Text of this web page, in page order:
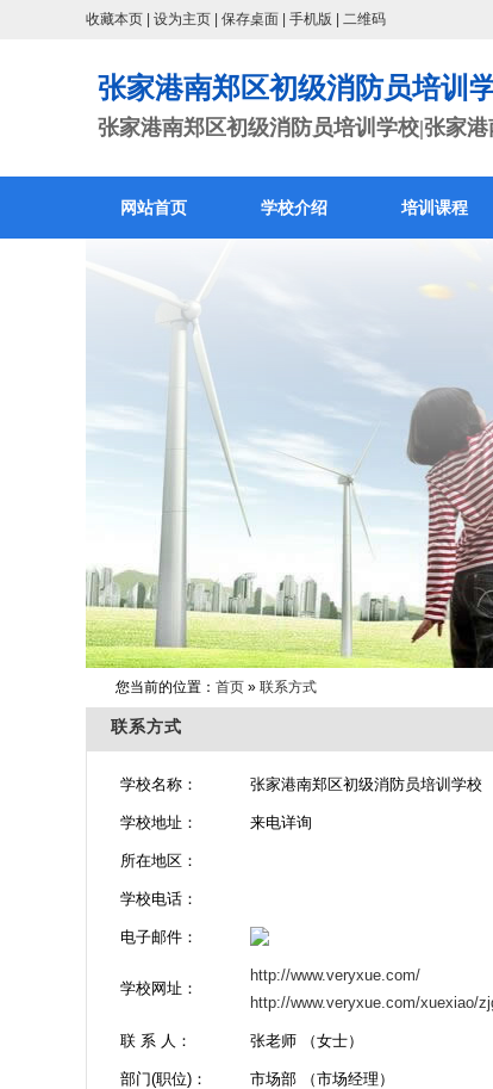
收藏本页 设为主页 保存桌面 手机版 二维码
张家港南郑区初级消防员培训
张家港南郑区初级消防员培训学校|张家
网站首页 学校介绍 培训课程
您当前的位置： 首页 » 联系方式
联系方式
学校名称： 张家港南郑区初级消防员培训学校
学校地址： 来电详询
所在地区：
学校电话：
电子邮件：
学校网址：
http://www.veryxue.com/
http://www.veryxue.com/xuexiao/
联 系 人： 张老师 （女士）
部门(职位)： 市场部 （市场经理）